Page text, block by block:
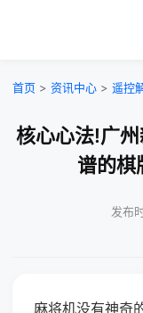
首页 > 资讯中心 > 遥控
核心心法!广
谱的棋
发布
麻将机没有神奇